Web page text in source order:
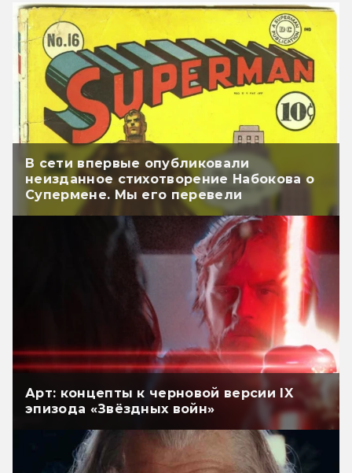
В сети впервые опубликовали
неизданное стихотворение Набокова о
Супермене. Мы его перевели
Арт: концепты к черновой версии IX
эпизода «Звёздных войн»